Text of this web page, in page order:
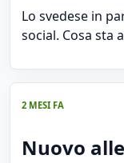
Lo svedese in
social. Cosa sta
2 MESI FA
Nuovo